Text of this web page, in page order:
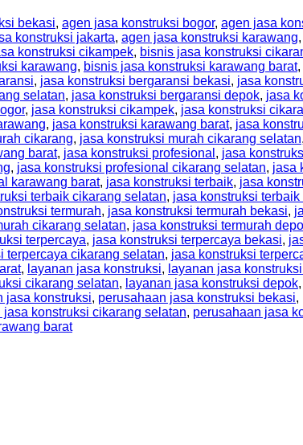
bekasi, agen jasa konstruksi bogor, agen jasa
konstruksi jakarta, agen jasa konstruksi karawang,
konstruksi cikampek, bisnis jasa konstruksi
karawang, bisnis jasa konstruksi karawang barat,
, jasa konstruksi bergaransi bekasi, jasa
selatan, jasa konstruksi bergaransi depok, jasa
, jasa konstruksi cikampek, jasa konstruksi
, jasa konstruksi karawang barat, jasa
cikarang, jasa konstruksi murah cikarang selatan,
barat, jasa konstruksi profesional , jasa
, jasa konstruksi profesional cikarang selatan, jasa
karawang barat, jasa konstruksi terbaik, jasa
terbaik cikarang selatan, jasa konstruksi terbaik
termurah, jasa konstruksi termurah bekasi,
cikarang selatan, jasa konstruksi termurah
terpercaya, jasa konstruksi terpercaya bekasi,
terpercaya cikarang selatan, jasa konstruksi
, layanan jasa konstruksi, layanan jasa
cikarang selatan, layanan jasa konstruksi depok,
jasa konstruksi, perusahaan jasa konstruksi bekasi,
jasa konstruksi cikarang selatan, perusahaan jasa
barat